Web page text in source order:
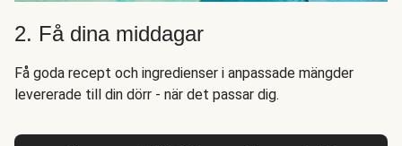
2. Få dina middagar
Få goda recept och ingredienser i anpassade mängder
levererade till din dörr - när det passar dig.